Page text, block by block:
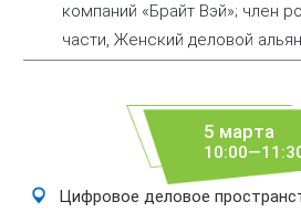
компаний «Брайт Вэй»; член
части, Женский деловой
5 марта
Цифровое деловое